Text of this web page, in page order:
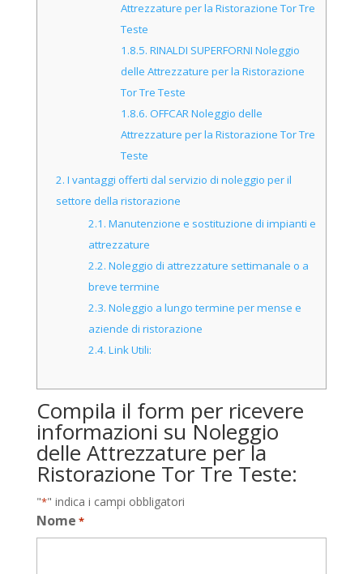
Attrezzature per la Ristorazione Tor Tre
Teste
1.8.5. RINALDI SUPERFORNI Noleggio
delle Attrezzature per la Ristorazione
Tor Tre Teste
1.8.6. OFFCAR Noleggio delle
Attrezzature per la Ristorazione Tor Tre
Teste
2. I vantaggi offerti dal servizio di noleggio per il
settore della ristorazione
2.1. Manutenzione e sostituzione di impianti e
attrezzature
2.2. Noleggio di attrezzature settimanale o a
breve termine
2.3. Noleggio a lungo termine per mense e
aziende di ristorazione
2.4. Link Utili:
Compila il form per ricevere
informazioni su Noleggio
delle Attrezzature per la
Ristorazione Tor Tre Teste:
"*" indica i campi obbligatori
Nome *